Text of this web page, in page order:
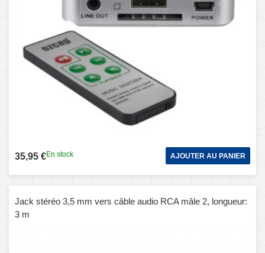
35,95 €En stock AJOUTER AU PANIER
Jack stéréo 3,5 mm vers câble audio RCA mâle 2, longueur:
3 m